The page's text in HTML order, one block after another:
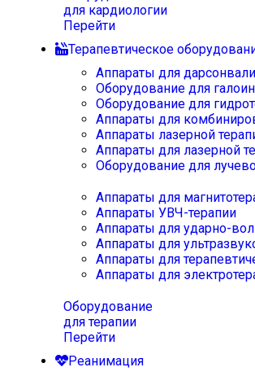
для кардиологии
Перейти
Терапевтическое
Аппараты для
Оборудование для
Оборудование для
Аппараты для
Аппараты лазерной
Аппараты для лазерной
Оборудование для
Аппараты для
Аппараты УВЧ-терапии
Аппараты для ударно-
Аппараты для
Аппараты для
Аппараты для
Оборудование
для терапии
Перейти
Реанимация